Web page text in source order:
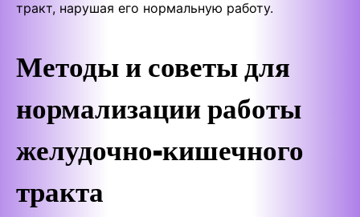
тракт, нарушая его нормальную работу.
Методы и советы для
нормализации работы
желудочно-кишечного
тракта